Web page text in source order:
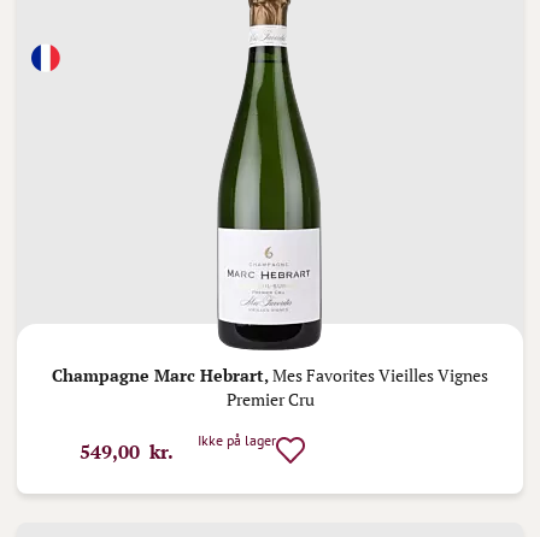
Champagne Marc Hebrart,Mes Favorites Vieilles Vignes
Premier Cru
549,00 kr. Ikke på lager